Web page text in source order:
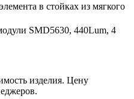
в стойках из мягкого
SMD5630, 440Lum, 4
изделия. Цену